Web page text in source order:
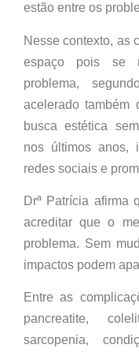
estão entre os
Nesse contexto, as
espaço pois se
problema,
acelerado também
busca estética
nos últimos anos,
redes sociais e
Drª Patrícia afirma
acreditar que o
problema. Sem
impactos podem
Entre as
pancreatite,
sarcopenia,